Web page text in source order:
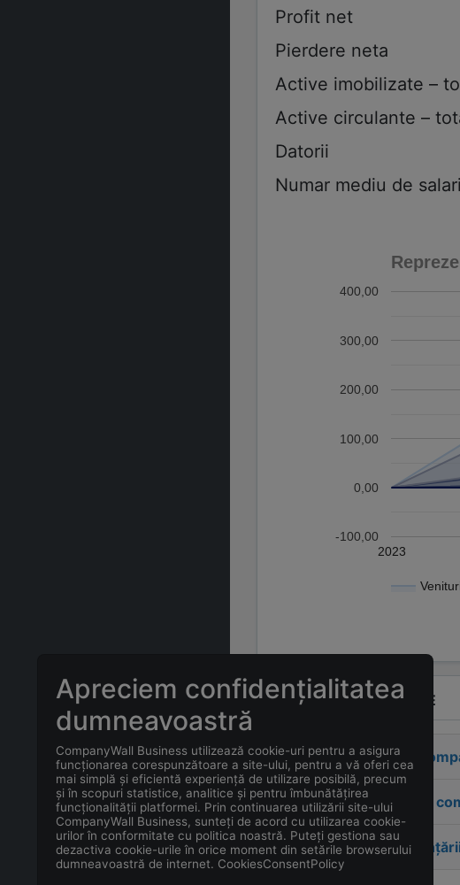
Profit net
Pierdere neta
Active imobilizate –
Active circulante –
Datorii
Numar mediu de
2023
-100,00
0,00
100,00
200,00
300,00
400,00
ÎNTREBĂRI FRECVENTE
Care este adresa
Care este contactul
Care este data
Apreciem confidențialitatea
dumneavoastră
CompanyWall Business utilizează cookie-uri pentru a asigura
funcționarea corespunzătoare a site-ului, pentru a vă oferi cea
mai simplă și eficientă experiență de utilizare posibilă, precum
și în scopuri statistice, analitice și pentru îmbunătățirea
funcționalității platformei. Prin continuarea utilizării site-ului
CompanyWall Business, sunteți de acord cu utilizarea cookie-
urilor în conformitate cu politica noastră. Puteți gestiona sau
dezactiva cookie-urile în orice moment din setările browserului
dumneavoastră de internet. CookiesConsentPolicy